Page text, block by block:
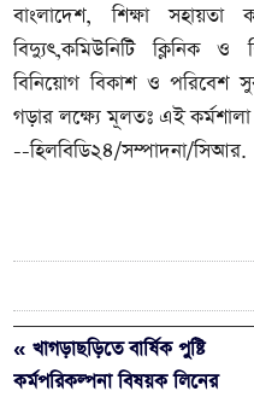
বাংলাদেশ, শিক্ষা সহায়তা
বিদ্যুৎ,কমিউনিটি ক্লিনিক ও
বিনিয়োগ বিকাশ ও পরিবেশ
গড়ার লক্ষ্যে মূলতঃ এই কর্মশালা
--হিলবিডি২৪/সম্পাদনা/সিআর.
« খাগড়াছড়িতে বার্ষিক পুষ্টি
কর্মপরিকল্পনা বিষয়ক লিনের